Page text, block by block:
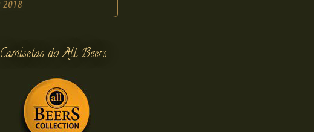
Camisetas do All Beers